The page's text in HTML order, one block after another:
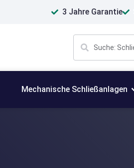
3 Jahre Garantie
Mechanische Schließanlagen